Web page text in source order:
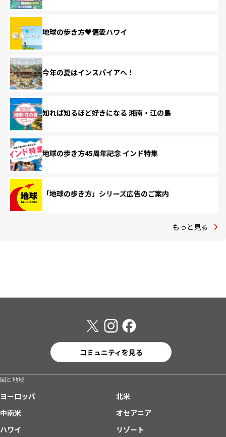
地球の歩き方♥偏愛ハワイ
今年の夏はインスパイアへ！
知れば知るほど好きになる 湘南・江の島
地球の歩き方45周年記念 インド特集
「地球の歩き方」シリーズ広告のご案内
もっと見る
コミュニティを見る
国と地域
ヨーロッパ
北米
中南米
オセアニア
ハワイ
リゾート